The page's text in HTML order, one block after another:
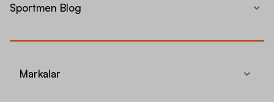
Sportmen Blog
Markalar